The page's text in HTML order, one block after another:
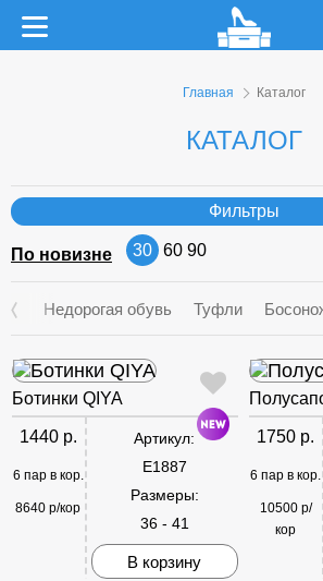
Главная Каталог
КАТАЛОГ
Фильтры
По новизне 30 60 90
Недорогая обувь Туфли
Ботинки QIYA
1440 р.
6 пар в кор.
8640 р/кор
Артикул:
E1887
Размеры:
36 - 41
В корзину
1750 р.
6 пар в кор.
10500 р/
кор